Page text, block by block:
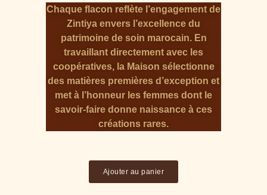
Chaque flacon reflète l’engagement de
Zintiya envers l’excellence du
patrimoine de soin marocain. En
travaillant directement avec les
coopératives, la Maison sélectionne
des matières premières d’exception et
met à l’honneur les femmes dont le
savoir-faire donne naissance à ces
créations rares.
Ajouter au panier